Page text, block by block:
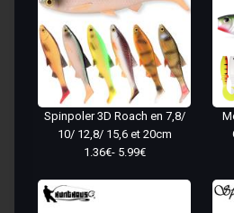
Spinpoler 3D Roach en 7,8/
10/ 12,8/ 15,6 et 20cm
1.36€- 5.99€